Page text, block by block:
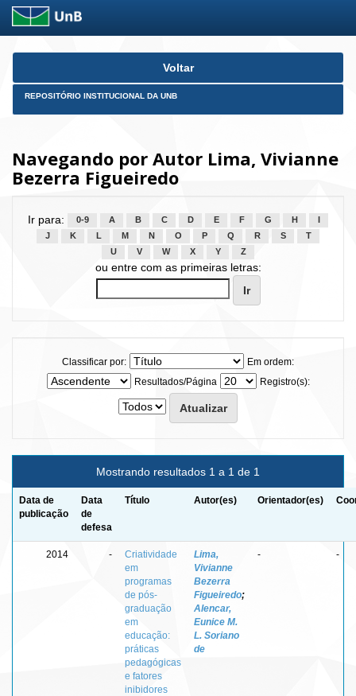
Skip
Voltar
REPOSITÓRIO INSTITUCIONAL DA UNB
Navegando por Autor Lima, Vivianne
Bezerra Figueiredo
Ir para: 0-9 A B C D E F G H
J
K L M N O P Q R S
T
U
V W X Y Z
ou entre com as primeiras letras:
Classificar por:
Em ordem:
Resultados/Página
Registro(s):
Mostrando resultados 1 a 1 de 1
Data de
publicação
Data
de
defesa
Título Autor(es) Orientador(es)
2014 -
Criatividade
em
programas
de pós-
graduação
em
educação:
práticas
pedagógicas
e fatores
inibidores
Lima,
Vivianne
Bezerra
Figueiredo;
Alencar,
Eunice M.
L. Soriano
de
- -